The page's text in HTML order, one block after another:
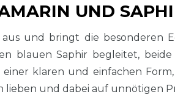
UND
und bringt die
blauen Saphir begleitet,
klaren und einfachen
lieben und dabei auf unnötigen